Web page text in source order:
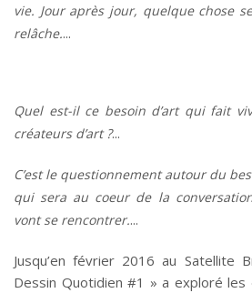
vie. Jour après jour, quelque chose
relâche.
Quel est-il ce besoin d’art qui fait
créateurs d’art ?
C’est le questionnement autour du
qui sera au coeur de la
vont se rencontrer.
Jusqu’en février 2016 au Satellite
Dessin Quotidien #1 » a exploré